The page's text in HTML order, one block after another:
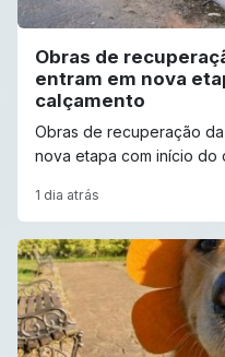
Obras de
entram em nova
calçamento
Obras de recuperação
nova etapa com início do
1 dia atrás